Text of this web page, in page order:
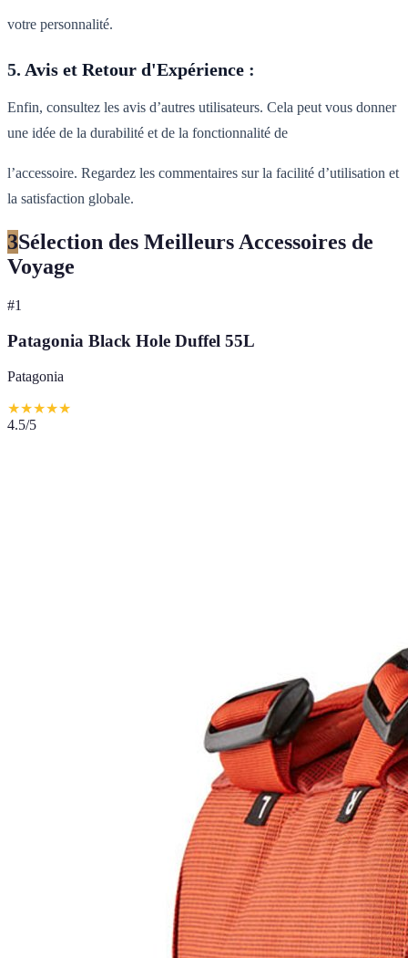
votre personnalité.
5. Avis et Retour d'Expérience :
Enfin, consultez les avis d’autres utilisateurs. Cela peut vous donner
une idée de la durabilité et de la fonctionnalité de
l’accessoire. Regardez les commentaires sur la facilité d’utilisation et
la satisfaction globale.
3Sélection des Meilleurs Accessoires de
Voyage
#1
Patagonia Black Hole Duffel 55L
Patagonia
★★★★★
4.5/5